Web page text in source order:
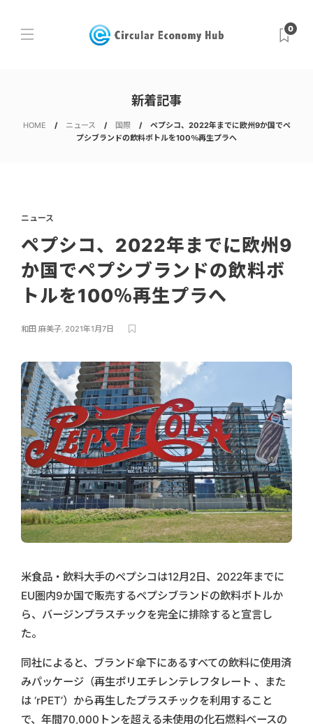
0
新着記事
HOME ニュース 国際
ペプシコ、2022年までに欧州9か国でペ
プシブランドの飲料ボトルを100％再生プラへ
ニュース
ペプシコ、2022年までに欧州9
か国でペプシブランドの飲料ボ
トルを100％再生プラへ
和田 麻美子, 2021年1月7日
米食品・飲料大手のペプシコは12月2日、2022年までに
EU圏内9か国で販売するペプシブランドの飲料ボトルか
ら、バージンプラスチックを完全に排除すると宣言し
た。
同社によると、ブランド傘下にあるすべての飲料に使用済
みパッケージ（再生ポリエチレンテレフタレート 、また
は ‘rPET’）から再生したプラスチックを利用すること
で、年間70,000トンを超える未使用の化石燃料ベースの